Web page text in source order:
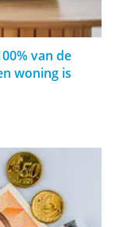
van de
woning is